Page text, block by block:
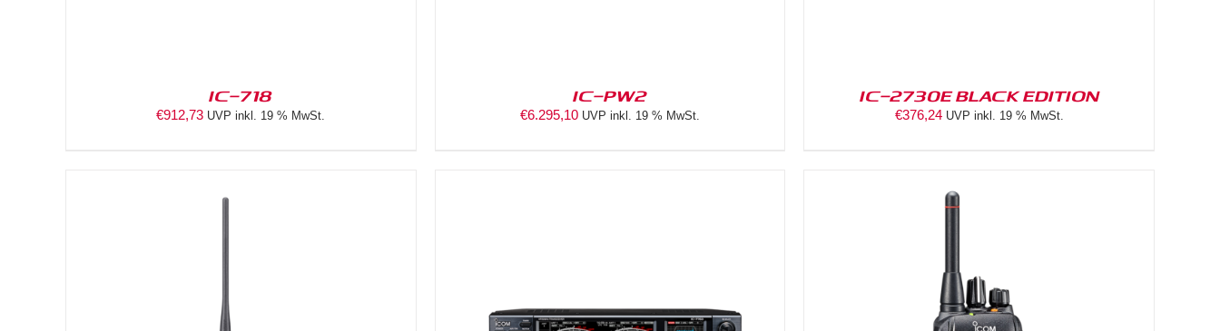
IC-718
€912,73 UVP inkl. 19 % MwSt.
IC-PW2
€6.295,10 UVP inkl. 19 % MwSt.
IC-2730E BLACK EDITION
€376,24 UVP inkl. 19 % MwSt.